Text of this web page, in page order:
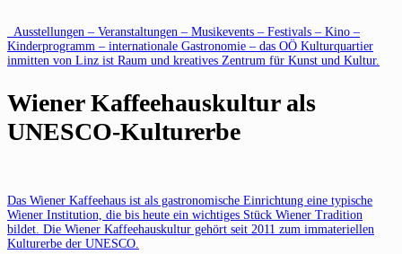
Ausstellungen – Veranstaltungen – Musikevents – Festivals – Kino –
Kinderprogramm – internationale Gastronomie – das OÖ Kulturquartier
inmitten von Linz ist Raum und kreatives Zentrum für Kunst und Kultur.
Wiener Kaffeehauskultur als
UNESCO-Kulturerbe
Das Wiener Kaffeehaus ist als gastronomische Einrichtung eine typische
Wiener Institution, die bis heute ein wichtiges Stück Wiener Tradition
bildet. Die Wiener Kaffeehauskultur gehört seit 2011 zum immateriellen
Kulturerbe der UNESCO.